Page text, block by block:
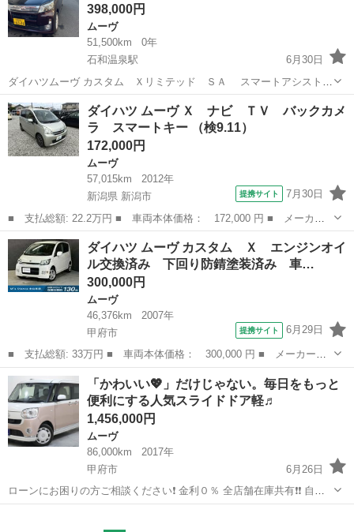
398,000円
ムーヴ
51,500km
0年
石和温泉駅
6月30日
ダイハツムーヴ カスタム Ｘリミテッド ＳＡ スマートアシスト
キーフリー Bluetoothナビ 取り付け済み アイドリングストップ 支
払総額 42万 年式2013(平成25)年 走行距離5...
山梨 笛吹市 石和温泉駅 ムーヴ スマートアシスト
ダイハツ ムーヴ Ｘ ナビ ＴＶ バックカメ
ラ スマートキー （検9.11）
172,000円
ムーヴ
57,015km
2012年
新潟県 新潟市
提携サイト 7月30日
■ 支払総額: 22.2万円 ■ 車両本体価格： 172,000 円 ■ メーカー
名： ダイハツ ■ 車種名： ムーヴ ■ グレード名： Ｘ ナビ
ＴＶ バックカメラ スマートキー ■ 排気量： 660cc ■ ドア枚
数：...
新潟 新潟市 ムーヴ
ダイハツ ムーヴ カスタム Ｘ エンジンオイ
ル交換済み 下回り防錆塗装済み 車…
300,000円
ムーヴ
46,376km
2007年
甲府市
提携サイト 6月29日
■ 支払総額: 33万円 ■ 車両本体価格： 300,000 円 ■ メーカー
名： ダイハツ ■ 車種名： ムーヴ ■ グレード名： カスタム
Ｘ エンジンオイル交換済み 下回り防錆塗装済み 車検Ｒ１０．
５ ＨＩＤヘッドラ...
山梨 甲府市 ムーヴ
「かわいい💖」だけじゃない。毎日をもっと
便利にする人気スライドドア軽♬
1,456,000円
ムーヴ
86,000km
2017年
甲府市
6月26日
ローンにお困りの方ご相談ください❗️ 金利０％ 全店舗在庫共有❗️❗️ 自社
ローン最大手❗️❗️❗️ ・勤続年数の短い方🆗 ・自営業をされている方🆗 ・